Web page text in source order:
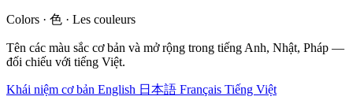
Colors · 色 · Les couleurs
Tên các màu sắc cơ bản và mở rộng trong tiếng Anh, Nhật, Pháp —
đối chiếu với tiếng Việt.
Khái niệm cơ bản English 日本語 Français Tiếng Việt